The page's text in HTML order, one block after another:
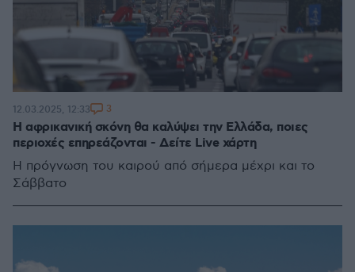
Η αφρικανική σκόνη θα καλύψει την Ελλάδα, ποιες
περιοχές επηρεάζονται - Δείτε Live χάρτη
Η πρόγνωση του καιρού από σήμερα μέχρι και το
Σάββατο
12.03.2025, 12:33 3